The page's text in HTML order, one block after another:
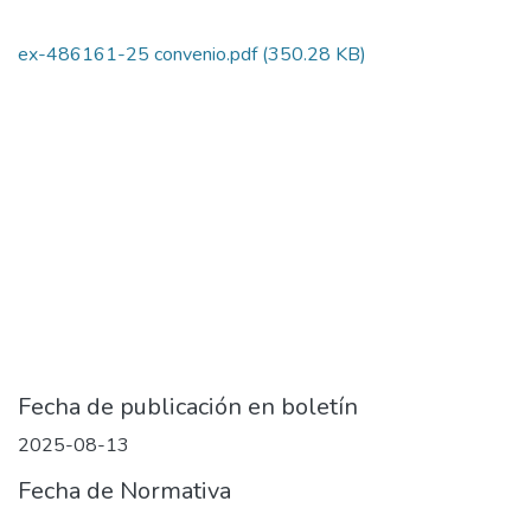
ex-486161-25 convenio.pdf(350.28 KB)
Fecha de publicación en boletín
2025-08-13
Fecha de Normativa